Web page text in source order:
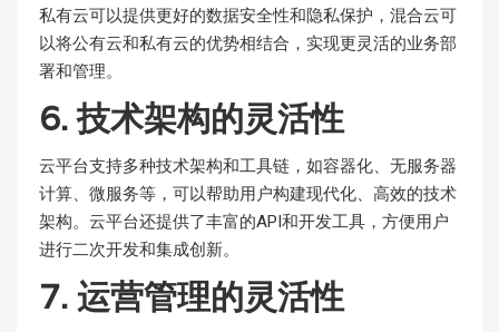
私有云可以提供更好的数据安全性和隐私保护，混合云可
以将公有云和私有云的优势相结合，实现更灵活的业务部
署和管理。
6. 技术架构的灵活性
云平台支持多种技术架构和工具链，如容器化、无服务器
计算、微服务等，可以帮助用户构建现代化、高效的技术
架构。云平台还提供了丰富的API和开发工具，方便用户
进行二次开发和集成创新。
7. 运营管理的灵活性